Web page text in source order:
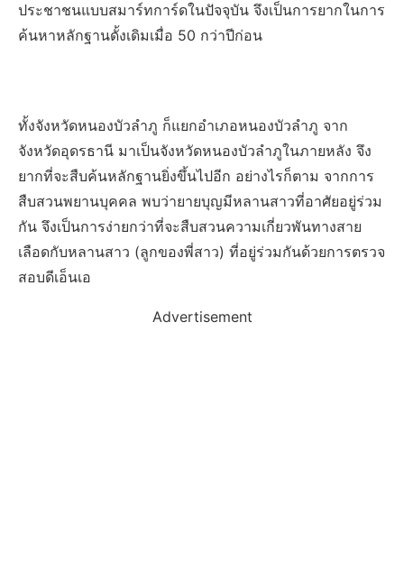
ประชาชนแบบสมาร์ทการ์ดในปัจจุบัน จึงเป็นการยากในการ
ค้นหาหลักฐานดั้งเดิมเมื่อ 50 กว่าปีก่อน
ทั้งจังหวัดหนองบัวลำภู ก็แยกอำเภอหนองบัวลำภู จาก
จังหวัดอุดรธานี มาเป็นจังหวัดหนองบัวลำภูในภายหลัง จึง
ยากที่จะสืบค้นหลักฐานยิ่งขึ้นไปอีก อย่างไรก็ตาม จากการ
สืบสวนพยานบุคคล พบว่ายายบุญมีหลานสาวที่อาศัยอยู่ร่วม
กัน จึงเป็นการง่ายกว่าที่จะสืบสวนความเกี่ยวพันทางสาย
เลือดกับหลานสาว (ลูกของพี่สาว) ที่อยู่ร่วมกันด้วยการตรวจ
สอบดีเอ็นเอ
Advertisement